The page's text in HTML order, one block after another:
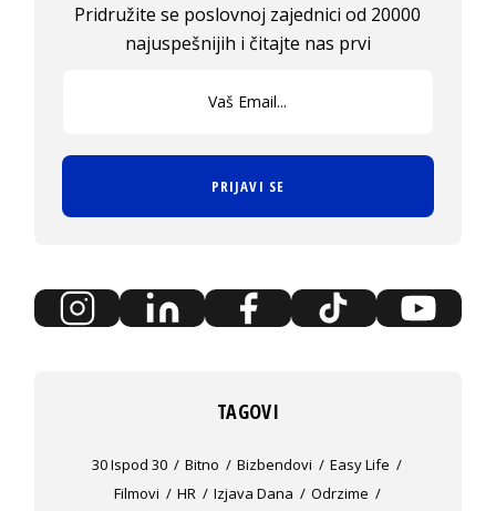
Pridružite se poslovnoj zajednici od 20000
najuspešnijih i čitajte nas prvi
PRIJAVI SE
TAGOVI
30 Ispod 30 Bitno Bizbendovi
Easy Life
Filmovi
HR Izjava Dana
Odrzime